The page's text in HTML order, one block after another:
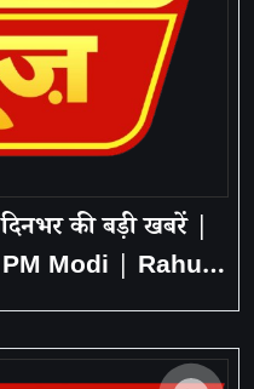
की बड़ी खबरें |
Modi | Rahul